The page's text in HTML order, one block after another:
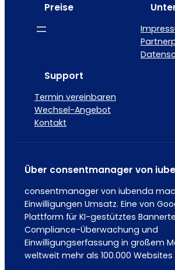
Preise
Support
Termin vereinbaren
Wechsel-Angebot
Kontakt
Über consentmanager von
consentmanager von iubenda
Einwilligungen Umsatz. Eine von
Plattform für KI-gestütztes
Compliance-Überwachung und
Einwilligungserfassung in großem
weltweit mehr als 100.000